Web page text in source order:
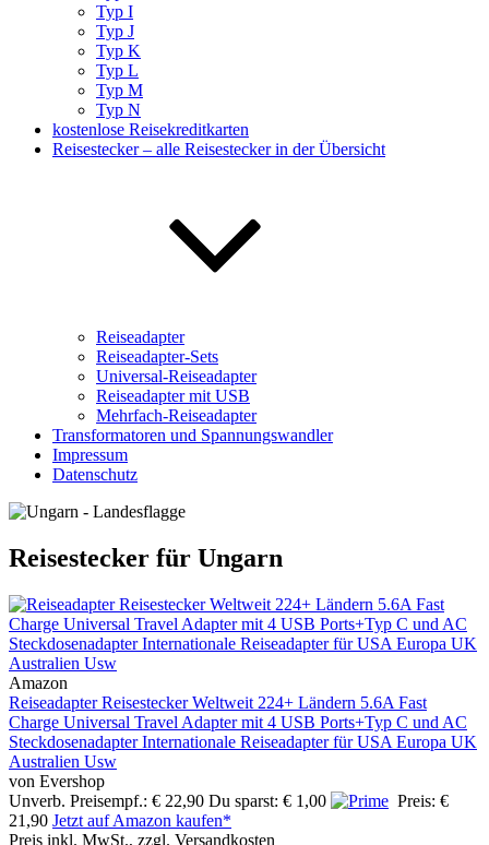
Typ I
Typ J
Typ K
Typ L
Typ M
Typ N
kostenlose Reisekreditkarten
Reisestecker – alle Reisestecker in der Übersicht
Reiseadapter
Reiseadapter-Sets
Universal-Reiseadapter
Reiseadapter mit USB
Mehrfach-Reiseadapter
Transformatoren und Spannungswandler
Impressum
Datenschutz
Reisestecker für Ungarn
Amazon
Reiseadapter Reisestecker Weltweit 224+ Ländern 5.6A Fast
Charge Universal Travel Adapter mit 4 USB Ports+Typ C und AC
Steckdosenadapter Internationale Reiseadapter für USA Europa UK
Australien Usw
von Evershop
Unverb. Preisempf.: € 22,90 Du sparst: € 1,00
Preis: €
21,90 Jetzt auf Amazon kaufen*
Preis inkl. MwSt., zzgl. Versandkosten